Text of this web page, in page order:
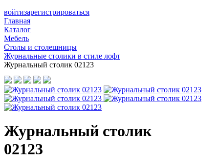
войтизарегистрироваться
Главная
Каталог
Мебель
Столы и столешницы
Журнальные столики в стиле лофт
Журнальный столик 02123
Журнальный столик
02123